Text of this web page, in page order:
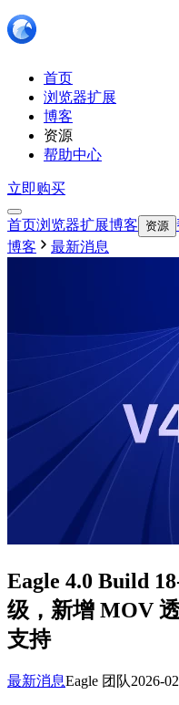
首页
浏览器扩展
博客
资源
帮助中心
立即购买
首页浏览器扩展博客 资源
博客
最新消息
Eagle 4.0 Build
级，新增 MOV
支持
最新消息Eagle 团队2026-